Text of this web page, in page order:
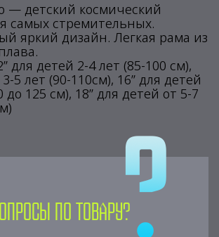
— детский космический
самых стремительных.
яркий дизайн. Легкая рама из
для детей 2-4 лет (85-100 см),
5 лет (90-110см), 16” для детей
до 125 см), 18” для детей от 5-7
по товару?